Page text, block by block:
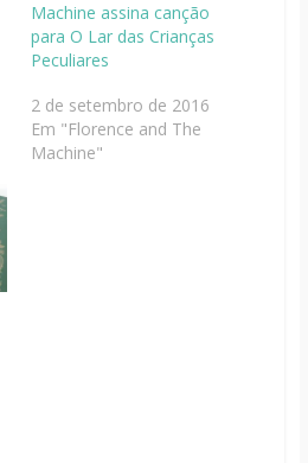
Machine assina canção
para O Lar das Crianças
Peculiares
2 de setembro de 2016
Em "Florence and The
Machine"